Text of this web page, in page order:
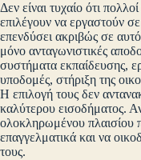
Δεν είναι τυχαίο ότι
επιλέγουν να εργαστούν
επενδύσει ακριβώς σε
μόνο ανταγωνιστικές
συστήματα εκπαίδευσης,
υποδομές, στήριξη της
Η επιλογή τους δεν
καλύτερου εισοδήματος.
ολοκληρωμένου πλαισίου
επαγγελματικά και να
τους.